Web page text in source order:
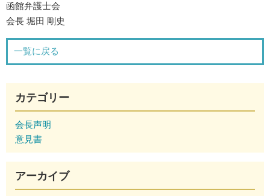
函館弁護士会
会長 堀田 剛史
一覧に戻る
カテゴリー
会長声明
意見書
アーカイブ